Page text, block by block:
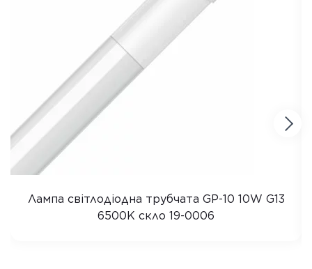
Лампа світлодіодна трубчата GP-10 10W G13
6500K скло 19-0006